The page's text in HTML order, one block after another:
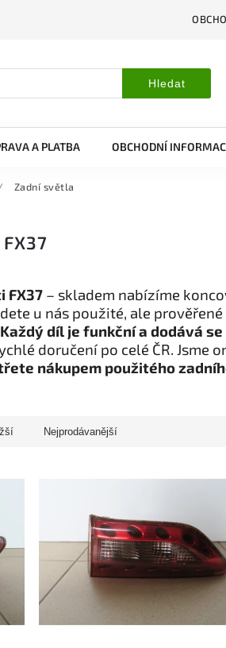
Hledat
A PLATBA OBCHODNÍ
Zadní světla
FX37 – skladem nabízíme
u nás použité, ale
Každý díl je funkční a dodává
doručení po celé ČR.
nákupem použitého
Nejprodávanější